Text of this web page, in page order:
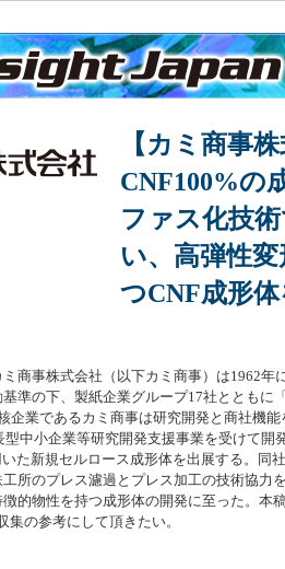
【カミ商事株
CNF100%の
ファス化技
い、高弾性
つCNF成形体
商事株式会社（以下カミ商事）は1962年
準の下、製紙企業グループ17社とともに
企業であるカミ商事は研究開発と商社機能
中小企業等研究開発支援事業を受けて開
た新規セルロース成形体を出展する。同
所のプレス濾過とプレス加工の技術協力
的物性を持つ成形体の開発に至った。本
集の参考にして頂きたい。